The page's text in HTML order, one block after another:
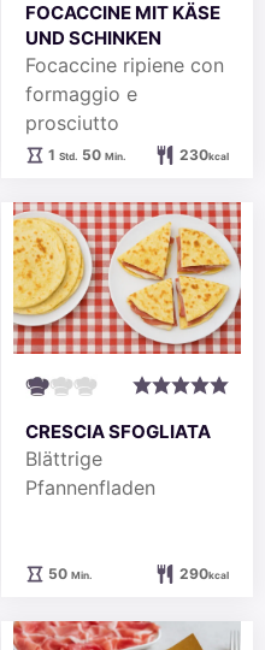
FOCACCINE MIT KÄSE
UND SCHINKEN
Focaccine ripiene con
formaggio e
prosciutto
1Stunde
Std. 50Minuten
Min. 230kcal
CRESCIA SFOGLIATA
Blättrige
Pfannenfladen
50Minuten
Min. 290kcal